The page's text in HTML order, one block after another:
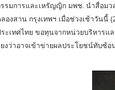
รมการและเหรัญญิก มพช. นำสื่อมว
องสาน กรุงเทพฯ เมื่อช่วงเช้าวันนี้
ะเทศไทย ขอทุนจากหน่วยบริหารแ
งว่าอาจเข้าข่ายผลประโยชน์ทับซ้